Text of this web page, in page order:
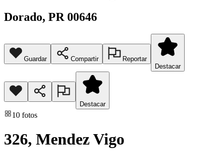
Dorado, PR 00646
Guardar Compartir
Reportar
Destacar
Destacar
10 fotos
326, Mendez Vigo